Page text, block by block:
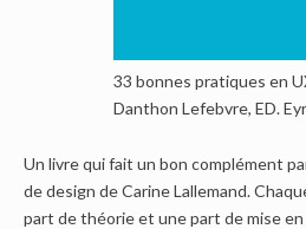
33 bonnes pratiques en
Danthon Lefebvre, ED.
Un livre qui fait un bon complément
de design de Carine Lallemand.
part de théorie et une part de mise